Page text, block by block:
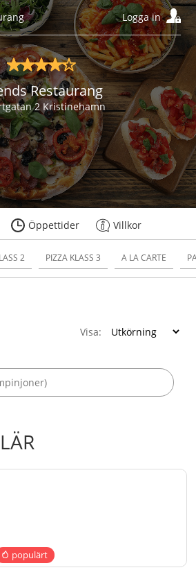
Logga in
Restaurang
2 Kristinehamn
Öppettider Villkor
2 PIZZA KLASS 3 A LA CARTE
Visa:
populärt